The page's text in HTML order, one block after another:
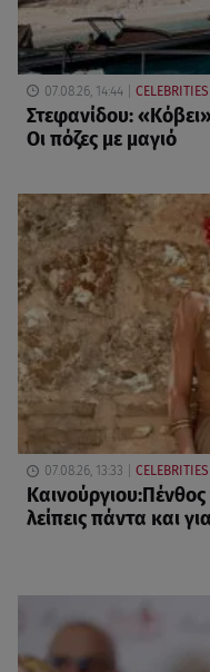
07.08.26, 14:44
Στεφανίδου:
Οι πόζες με μαγιό
07.08.26, 13:33
λείπεις πάντα και